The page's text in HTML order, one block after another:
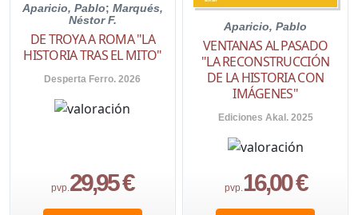
Aparicio, Pablo; Marqués,
Néstor F.
DE TROYA A ROMA "LA
HISTORIA TRAS EL MITO"
Desperta Ferro. 2026
pvp.29,95 €
Aparicio, Pablo
VENTANAS AL PASADO
"LA RECONSTRUCCIÓN
DE LA HISTORIA CON
IMÁGENES"
Ediciones Akal. 2025
pvp.16,00 €